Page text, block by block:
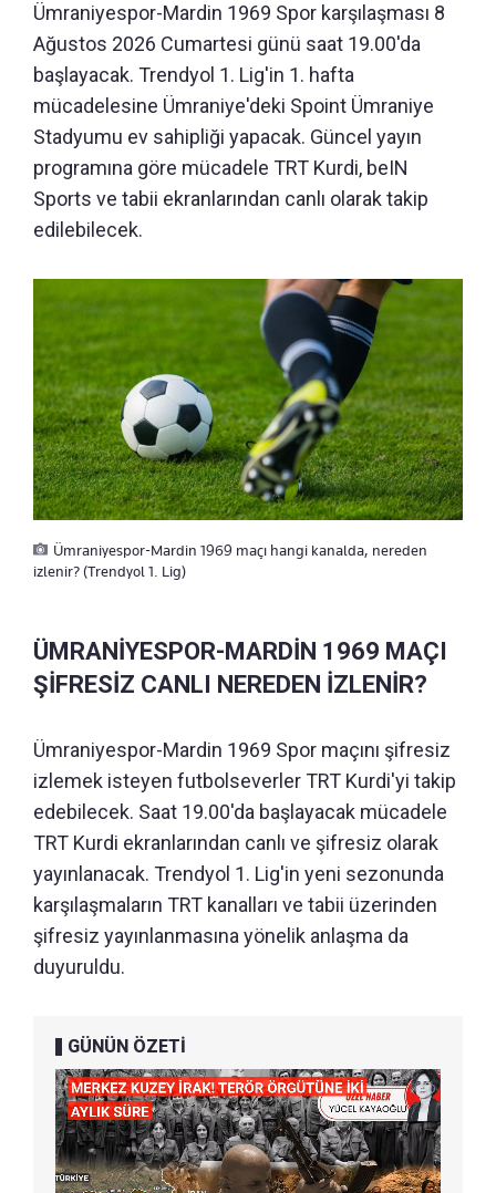
Ümraniyespor-Mardin 1969 Spor karşılaşması 8
Ağustos 2026 Cumartesi günü saat 19.00'da
başlayacak. Trendyol 1. Lig'in 1. hafta
mücadelesine Ümraniye'deki Spoint Ümraniye
Stadyumu ev sahipliği yapacak. Güncel yayın
programına göre mücadele TRT Kurdi, beIN
Sports ve tabii ekranlarından canlı olarak takip
edilebilecek.
Ümraniyespor-Mardin 1969 maçı hangi kanalda, nereden
izlenir? (Trendyol 1. Lig)
ÜMRANİYESPOR-MARDİN 1969 MAÇI
ŞİFRESİZ CANLI NEREDEN İZLENİR?
Ümraniyespor-Mardin 1969 Spor maçını şifresiz
izlemek isteyen futbolseverler TRT Kurdi'yi takip
edebilecek. Saat 19.00'da başlayacak mücadele
TRT Kurdi ekranlarından canlı ve şifresiz olarak
yayınlanacak. Trendyol 1. Lig'in yeni sezonunda
karşılaşmaların TRT kanalları ve tabii üzerinden
şifresiz yayınlanmasına yönelik anlaşma da
duyuruldu.
GÜNÜN ÖZETİ